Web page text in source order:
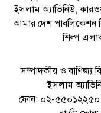
ইসলাম অ্যাভিনিউ,
আমার দেশ পাবলিকেশন
শিল্প
সম্পাদকীয় ও বাণিজ্য
ইসলাম
ফোন: ০২-